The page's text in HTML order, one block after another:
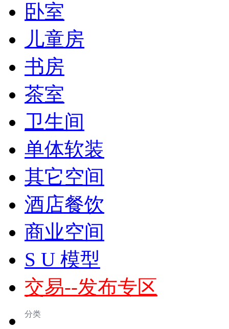
卧室
儿童房
书房
茶室
卫生间
单体软装
其它空间
酒店餐饮
商业空间
S U 模型
交易--发布专区
分类